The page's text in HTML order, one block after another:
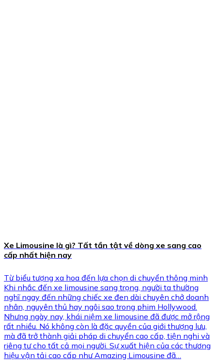
Xe Limousine là gì? Tất tần tật về dòng xe sang cao
cấp nhất hiện nay
Từ biểu tượng xa hoa đến lựa chọn di chuyển thông minh
Khi nhắc đến xe limousine sang trọng, người ta thường
nghĩ ngay đến những chiếc xe đen dài chuyên chở doanh
nhân, nguyên thủ hay ngôi sao trong phim Hollywood.
Nhưng ngày nay, khái niệm xe limousine đã được mở rộng
rất nhiều. Nó không còn là đặc quyền của giới thượng lưu,
mà đã trở thành giải pháp di chuyển cao cấp, tiện nghi và
riêng tư cho tất cả mọi người. Sự xuất hiện của các thương
hiệu vận tải cao cấp như Amazing Limousine đã…